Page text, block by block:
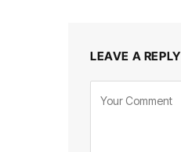
LEAVE A REPLY